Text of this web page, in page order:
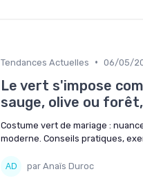
Tendances Actuelles • 06/05/
Le vert s'impose
sauge, olive ou
Costume vert de mariage :
moderne. Conseils pratiques,
par Anaïs Duroc